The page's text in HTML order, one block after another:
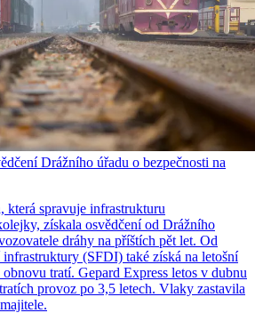
Drážního úřadu o bezpečnosti na
která spravuje infrastrukturu
získala osvědčení od Drážního
dráhy na příštích pět let. Od
(SFDI) také získá na letošní
tratí. Gepard Express letos v dubnu
provoz po 3,5 letech. Vlaky zastavila